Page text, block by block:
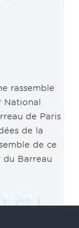
rassemble
National
de Paris
de la
de ce
du Barreau